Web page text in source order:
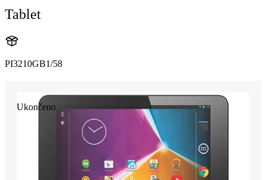
Tablet
PI3210GB1/58
Ukončeno